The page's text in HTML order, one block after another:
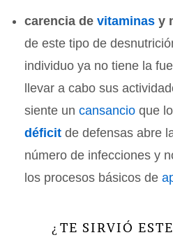
carencia devitaminas y
de este tipo de
individuo ya no tiene la
llevar a cabo sus
siente uncansancio que
déficit de defensas abre
número de infecciones y
los procesos básicos de
¿ TE SIRVIÓ